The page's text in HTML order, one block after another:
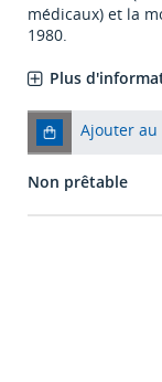
médicaux) et la
1980.
Plus
Ajouter
Non prêtable